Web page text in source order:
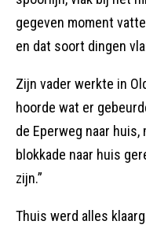
gegeven moment
en dat soort dingen
Zijn vader werkte in
hoorde wat er
de Eperweg naar
blokkade naar huis
zijn.”
Thuis werd alles